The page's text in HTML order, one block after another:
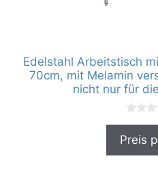
Edelstahl Arbeitstisch
70cm, mit Melamin
nicht nur für
0
o
Preis